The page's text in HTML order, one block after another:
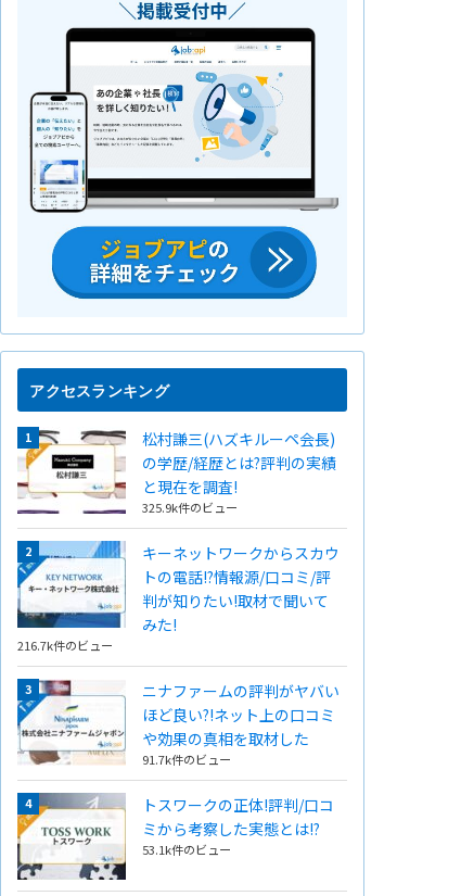
アクセスランキング
松村謙三(ハズキルーペ会長)
の学歴/経歴とは?評判の実績
と現在を調査!
325.9k件のビュー
キーネットワークからスカウ
トの電話!?情報源/口コミ/評
判が知りたい!取材で聞いて
みた!
216.7k件のビュー
ニナファームの評判がヤバい
ほど良い?!ネット上の口コミ
や効果の真相を取材した
91.7k件のビュー
トスワークの正体!評判/口コ
ミから考察した実態とは!?
53.1k件のビュー